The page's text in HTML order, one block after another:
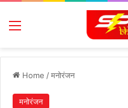
Menu
Home /मनोरंजन
मनोरंजन